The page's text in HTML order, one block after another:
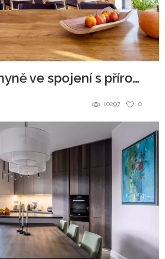
Vzdušná kuchyně ve spojení s přírodou
0
10297